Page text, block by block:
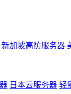
新加坡高防服务器
日本云服务器 轻